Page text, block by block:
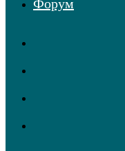
Форум